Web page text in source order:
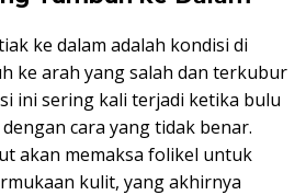
ke dalam adalah kondisi di
ke arah yang salah dan terkubur
ini sering kali terjadi ketika bulu
cara yang tidak benar.
akan memaksa folikel untuk
kulit, yang akhirnya